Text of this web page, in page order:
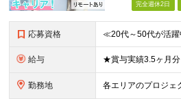
完全週休2日
応募資格
給与
勤務地